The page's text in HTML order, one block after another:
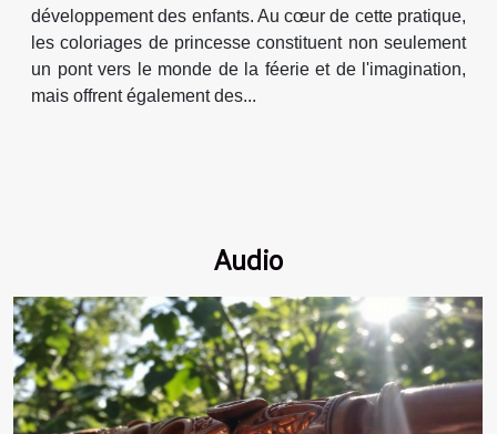
développement des enfants. Au cœur de cette pratique,
les coloriages de princesse constituent non seulement
un pont vers le monde de la féerie et de l'imagination,
mais offrent également des...
Audio